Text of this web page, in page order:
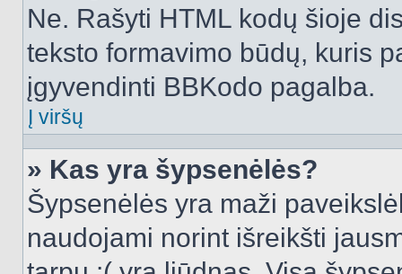
Ne. Rašyti HTML kodų šioje
teksto formavimo būdų, kuris
įgyvendinti BBKodo pagalba.
Į viršų
» Kas yra šypsenėlės?
Šypsenėlės yra maži
naudojami norint išreikšti